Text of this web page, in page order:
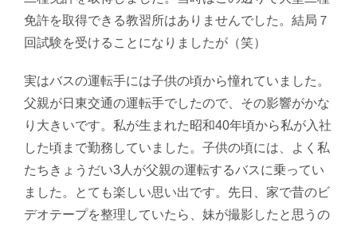
免許を取得できる教習所はありませんでした。結局７
回試験を受けることになりましたが（笑）
実はバスの運転手には子供の頃から憧れていました。
父親が日東交通の運転手でしたので、その影響がかな
り大きいです。私が生まれた昭和40年頃から私が入社
した頃まで勤務していました。子供の頃には、よく私
たちきょうだい3人が父親の運転するバスに乗ってい
ました。とても楽しい思い出です。先日、家で昔のビ
デオテープを整理していたら、妹が撮影したと思うの